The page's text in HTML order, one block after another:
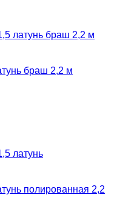
браш 2,2 м
полированная 2,2